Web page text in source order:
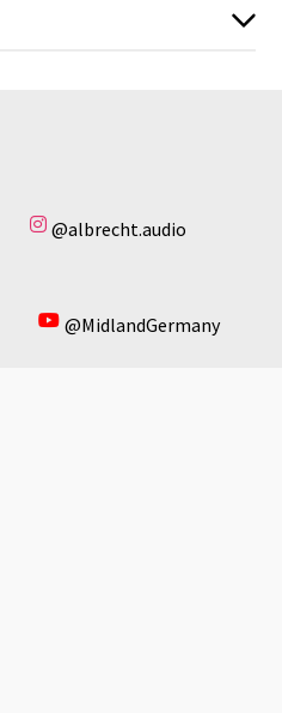
@albrecht.audio
@MidlandGermany